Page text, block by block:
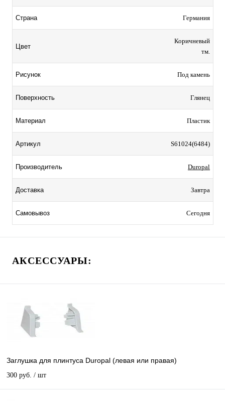
Страна Германия
Цвет
Коричневый
тм.
Рисунок Под камень
Поверхность Глянец
Материал Пластик
Артикул S61024(6484)
Производитель Duropal
Доставка Завтра
Самовывоз Сегодня
АКСЕССУАРЫ:
Заглушка для плинтуса Duropal (левая или правая)
300 руб. / шт